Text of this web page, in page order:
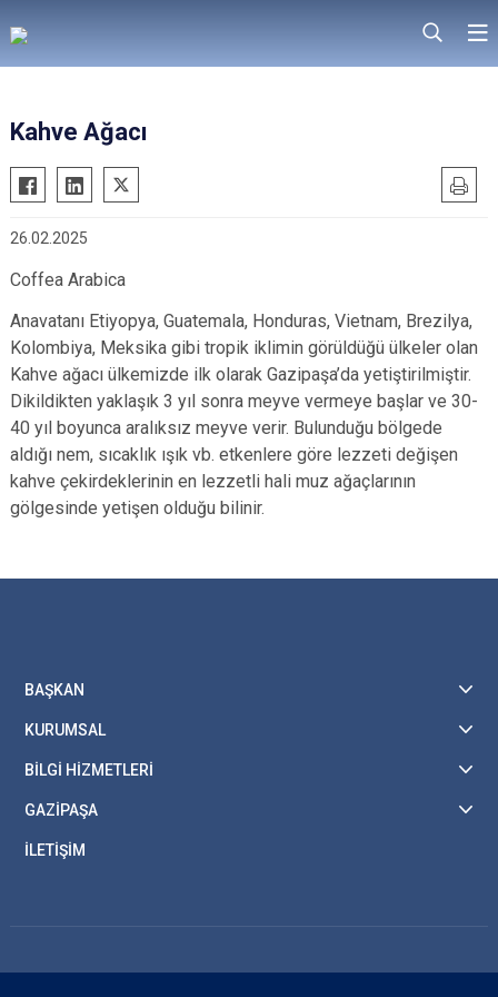
Kahve Ağacı
26.02.2025
Coffea Arabica
Anavatanı Etiyopya, Guatemala, Honduras, Vietnam, Brezilya,
Kolombiya, Meksika gibi tropik iklimin görüldüğü ülkeler olan
Kahve ağacı ülkemizde ilk olarak Gazipaşa’da yetiştirilmiştir.
Dikildikten yaklaşık 3 yıl sonra meyve vermeye başlar ve 30-
40 yıl boyunca aralıksız meyve verir. Bulunduğu bölgede
aldığı nem, sıcaklık ışık vb. etkenlere göre lezzeti değişen
kahve çekirdeklerinin en lezzetli hali muz ağaçlarının
gölgesinde yetişen olduğu bilinir.
BAŞKAN
KURUMSAL
BİLGİ HİZMETLERİ
GAZİPAŞA
İLETİŞİM